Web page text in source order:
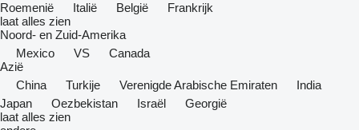
Roemenië
Italië België
Frankrijk
laat alles zien
Noord- en Zuid-Amerika
Mexico
VS
Canada
Azië
China
Turkije Verenigde Arabische Emiraten
India
Japan
Oezbekistan Israël
Georgië
laat alles zien